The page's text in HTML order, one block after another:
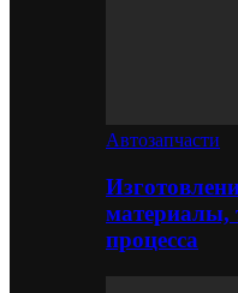
Автозапчасти
материалы,
процесса